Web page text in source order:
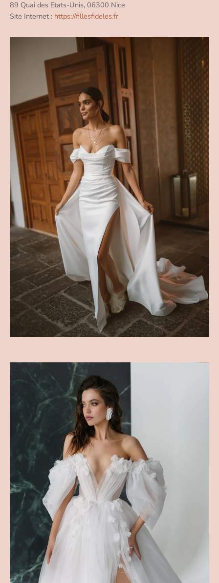
89 Quai des Etats-Unis, 06300 Nice
Site Internet : https://fillesfideles.fr